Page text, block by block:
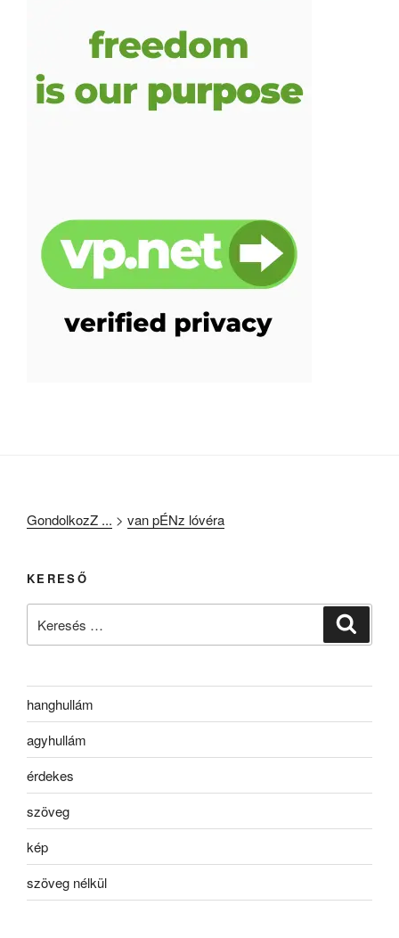
GondolkozZ ... > van pÉNz lóvéra
KERESŐ
hanghullám
agyhullám
érdekes
szöveg
kép
szöveg nélkül